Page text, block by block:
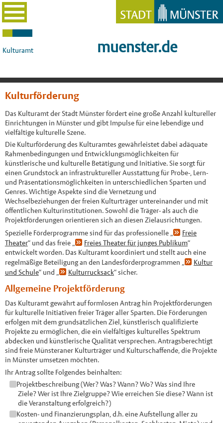
Kulturamt muenster.de
Kulturförderung
Das Kulturamt der Stadt Münster fördert eine große Anzahl kultureller
Einrichtungen in Münster und gibt Impulse für eine lebendige und
vielfältige kulturelle Szene.
Die Kulturförderung des Kulturamtes gewährleistet dabei adäquate
Rahmenbedingungen und Entwicklungsmöglichkeiten für
künstlerische und kulturelle Betätigung und Initiative. Sie sorgt für
einen Grundstock an infrastruktureller Ausstattung für Probe-, Lern-
und Präsentationsmöglichkeiten in unterschiedlichen Sparten und
Genres. Wichtige Aspekte sind die Vernetzung und
Wechselbeziehungen der freien Kulturträger untereinander und mit
öffentlichen Kulturinstitutionen. Sowohl die Träger- als auch die
Projektförderungen orientieren sich an diesen Zielausrichtungen.
Spezielle Förderprogramme sind für das professionelle „
Freie
Theater“ und das freie „ Freies Theater für junges Publikum“
entwickelt worden. Das Kulturamt koordiniert und stellt auch eine
regelmäßige Beteiligung an den Landesförderprogrammen „
Kultur
und Schule“ und „ Kulturrucksack“ sicher.
Allgemeine Projektförderung
Das Kulturamt gewährt auf formlosen Antrag hin Projektförderungen
für kulturelle Initiativen freier Träger aller Sparten. Die Förderungen
erfolgen mit dem grundsätzlichen Ziel, künstlerisch qualifizierte
Projekte zu ermöglichen, die ein vielfältiges kulturelles Spektrum
abdecken und künstlerische Qualität versprechen. Antragsberechtigt
sind freie Münsteraner Kulturträger und Kulturschaffende, die Projekte
in Münster umsetzen möchten.
Ihr Antrag sollte Folgendes beinhalten:
Projektbeschreibung (Wer? Was? Wann? Wo? Was sind Ihre
Ziele? Wer ist Ihre Zielgruppe? Wie erreichen Sie diese? Wann ist
die Veranstaltung erfolgreich?)
Kosten- und Finanzierungsplan, d.h. eine Aufstellung aller zu